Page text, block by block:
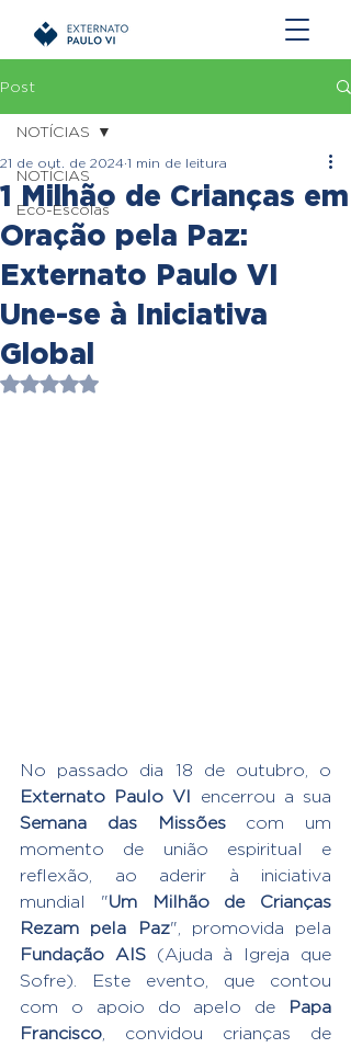
Post
NOTÍCIAS
Eco-Escolas
NOTÍCIAS
1 Milhão de Crianças em
Oração pela Paz:
Externato Paulo VI
Une-se à Iniciativa
Global
21 de out. de 2024 1 min de leitura
Avaliado com NaN de 5 estrelas.
Externato Paulo VI
Semana das Missões com um
momento de união espiritual e
reflexão, ao aderir à iniciativa
mundial "Um Milhão de Crianças
Rezam pela Paz
Fundação AIS (Ajuda à Igreja que
Sofre). Este evento, que contou
com o apoio do apelo de
Papa
Francisco, convidou crianças de